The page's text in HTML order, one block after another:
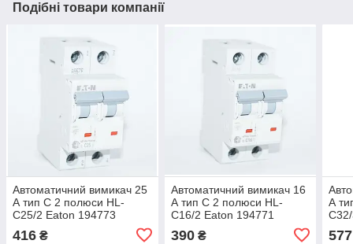
Подібні товари компанії
Автоматичний вимикач 25
А тип C 2 полюси HL-
C25/2 Eaton 194773
416 ₴
Автоматичний вимикач 16
А тип C 2 полюси HL-
C16/2 Eaton 194771
390₴
А